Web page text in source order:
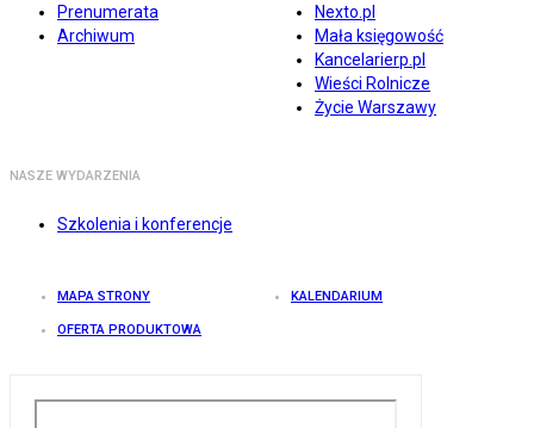
Prenumerata
Archiwum
Nexto.pl
Mała księgowość
Kancelarierp.pl
Wieści Rolnicze
Życie Warszawy
NASZE WYDARZENIA
Szkolenia i konferencje
MAPA STRONY KALENDARIUM
OFERTA PRODUKTOWA